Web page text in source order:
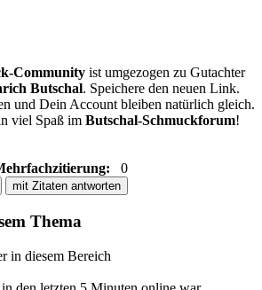
Community ist umgezogen zu Gutachter
Butschal. Speichere den neuen Link.
und Dein Account bleiben natürlich gleich.
viel Spaß im Butschal-Schmuckforum!
0
mit Zitaten antworten
Thema
in diesem Bereich